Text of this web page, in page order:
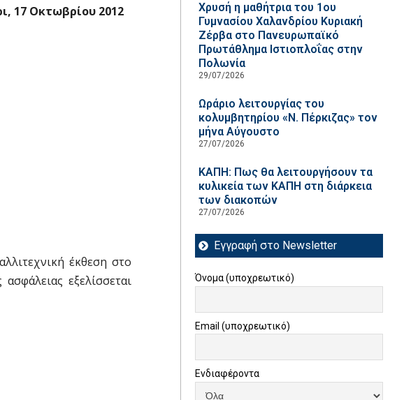
17 Οκτωβρίου 2012
έκθεση στο
εξελίσσεται
Χρυσή η μαθήτρια του 1ου
Γυμνασίου Χαλανδρίου Κυριακή
Ζέρβα στο Πανευρωπαϊκό
Πρωτάθλημα Ιστιοπλοΐας στην
Πολωνία
29/07/2026
Ωράριο λειτουργίας του
κολυμβητηρίου «Ν. Πέρκιζας» τον
μήνα Αύγουστο
27/07/2026
ΚΑΠΗ: Πως θα λειτουργήσουν τα
κυλικεία των ΚΑΠΗ στη διάρκεια
των διακοπών
27/07/2026
Εγγραφή στο Newsletter
Όνομα (υποχρεωτικό)
Email (υποχρεωτικό)
Ενδιαφέροντα